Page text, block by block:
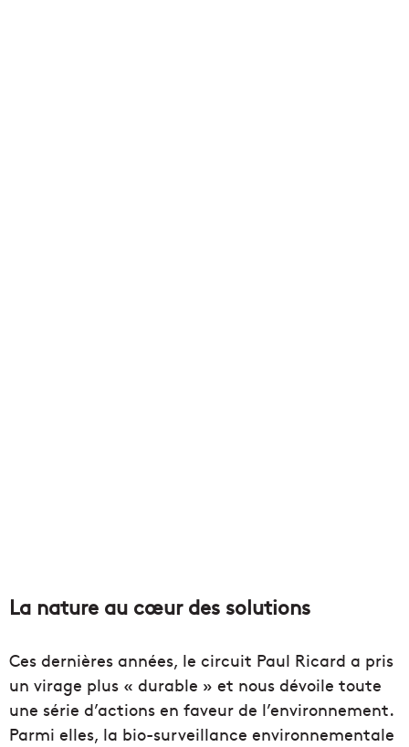
La nature au cœur des solutions
Ces dernières années, le circuit Paul Ricard a pris
un virage plus « durable » et nous dévoile toute
une série d’actions en faveur de l’environnement.
Parmi elles, la bio-surveillance environnementale